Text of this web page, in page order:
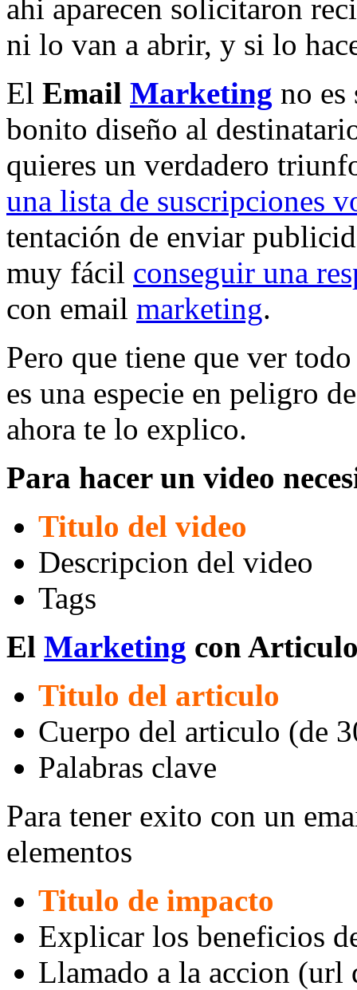
ahi aparecen solicitaron
ni lo van a abrir, y si lo
El Email Marketing no es
bonito diseño al
quieres un verdadero
una lista de suscripciones
tentación de enviar
muy fácil conseguir una
con email marketing.
Pero que tiene que ver
es una especie en peligro
ahora te lo explico.
Para hacer un video
Titulo del video
Descripcion del video
Tags
El Marketing con
Titulo del articulo
Cuerpo del articulo (de
Palabras clave
Para tener exito con un
elementos
Titulo de impacto
Explicar los beneficios
Llamado a la accion